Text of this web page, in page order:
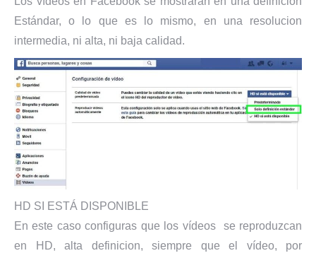
Estándar, o lo que es lo mismo, en una resolucion
intermedia, ni alta, ni baja calidad.
HD SI ESTÁ DISPONIBLE
En este caso configuras que los vídeos se reproduzcan
en HD, alta definicion, siempre que el vídeo, por